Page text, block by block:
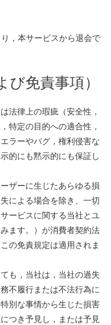
，本サービスから退会で
免責事項）
法律上の瑕疵（安全性，
特定の目的への適合性，
ラーやバグ，権利侵害な
的にも黙示的にも保証し
ザーに生じたあらゆる損
による場合を除き、一切
ービスに関する当社とユ
ます。）が消費者契約法
の免責規定は適用されま
も，当社は，当社の過失
不履行または不法行為に
別な事情から生じた損害
つき予見し，または予見